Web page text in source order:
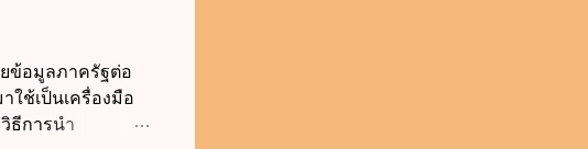
ค. มีเหตุจำเป็น
อบแล้วไปใช้
อหารายได้ ข.
ข้อมูลภาครัฐต่อ
ใช้เป็นเครื่องมือ
ธีการนำ